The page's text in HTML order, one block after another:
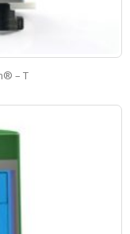
– T